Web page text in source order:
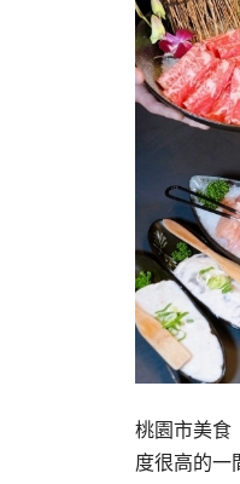
桃園市美食
度很高的